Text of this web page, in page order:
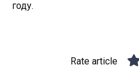
году.
Rate article